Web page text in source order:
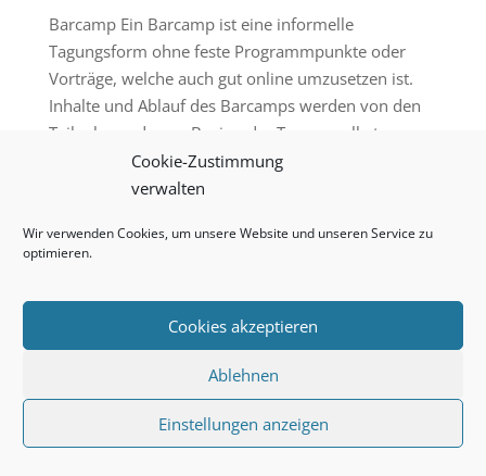
Cookie-Zustimmung
verwalten
Wir verwenden Cookies, um unsere Website und unseren Service zu
optimieren.
Cookies akzeptieren
Ablehnen
Einstellungen anzeigen
Barcamp Ein Barcamp ist eine informelle
Tagungsform ohne feste Programmpunkte oder
Vorträge, welche auch gut online umzusetzen ist.
Inhalte und Ablauf des Barcamps werden von den
Teilnehmenden zu Beginn der Tagung selbst
entwickelt und im weiteren Verlauf gestaltet....
Vergangene Veranstaltungen
© 2024 Kulturelle Bildung Konstanz